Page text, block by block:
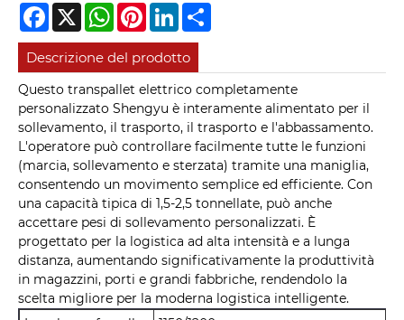
Facebook
X WhatsApp
PinterestLinkedIn
Descrizione del prodotto
Questo transpallet elettrico completamente
personalizzato Shengyu è interamente alimentato per il
sollevamento, il trasporto, il trasporto e l'abbassamento.
L'operatore può controllare facilmente tutte le funzioni
(marcia, sollevamento e sterzata) tramite una maniglia,
consentendo un movimento semplice ed efficiente. Con
una capacità tipica di 1,5-2,5 tonnellate, può anche
accettare pesi di sollevamento personalizzati. È
progettato per la logistica ad alta intensità e a lunga
distanza, aumentando significativamente la produttività
in magazzini, porti e grandi fabbriche, rendendolo la
scelta migliore per la moderna logistica intelligente.